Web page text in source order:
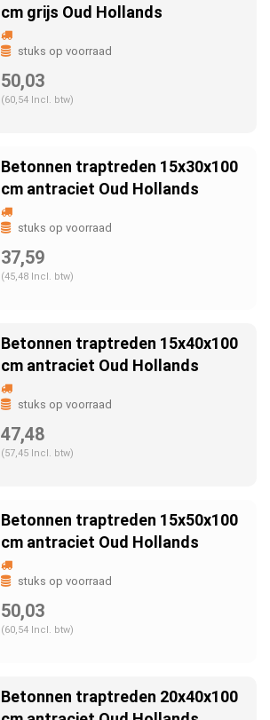
cm grijs Oud Hollands
stuks op voorraad
50,03
(60,54 Incl. btw)
Betonnen traptreden 15x30x100
cm antraciet Oud Hollands
stuks op voorraad
37,59
(45,48 Incl. btw)
Betonnen traptreden 15x40x100
cm antraciet Oud Hollands
stuks op voorraad
47,48
(57,45 Incl. btw)
Betonnen traptreden 15x50x100
cm antraciet Oud Hollands
stuks op voorraad
50,03
(60,54 Incl. btw)
Betonnen traptreden 20x40x100